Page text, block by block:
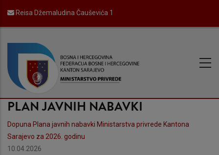
main
content
Reisa Džemaludina Čauševića 1
PLAN JAVNIH NABAVKI
Dopuna Plana javnih nabavki Ministarstva privrede Kantona
Sarajevo za 2026. godinu
10.04.2026